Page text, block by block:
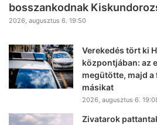
bosszankodnak
2026, augusztus 6. 19:50
Verekedés tört ki
központjában: az
megütötte, majd
másikat
2026, augusztus 6.
Zivatarok